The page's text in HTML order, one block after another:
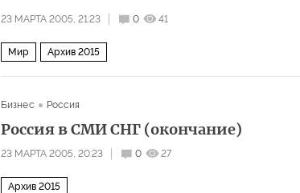
23 МАРТА 2005, 21:23 0 41
Мир Архив 2015
Бизнес Россия
Россия в СМИ СНГ (окончание)
23 МАРТА 2005, 20:23 0 27
Архив 2015